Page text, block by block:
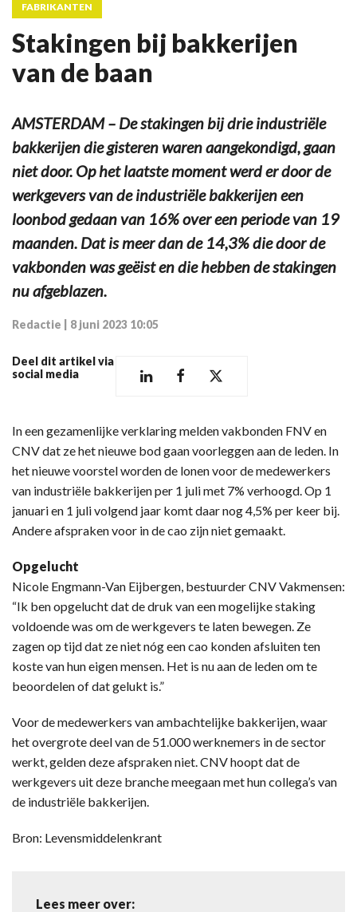
FABRIKANTEN
Stakingen bij bakkerijen
van de baan
AMSTERDAM – De stakingen bij drie industriële
bakkerijen die gisteren waren aangekondigd, gaan
niet door. Op het laatste moment werd er door de
werkgevers van de industriële bakkerijen een
loonbod gedaan van 16% over een periode van 19
maanden. Dat is meer dan de 14,3% die door de
vakbonden was geëist en die hebben de stakingen
nu afgeblazen.
Redactie 8 juni 2023 10:05
Deel dit artikel via
social media
In een gezamenlijke verklaring melden vakbonden FNV en
CNV dat ze het nieuwe bod gaan voorleggen aan de leden. In
het nieuwe voorstel worden de lonen voor de medewerkers
van industriële bakkerijen per 1 juli met 7% verhoogd. Op 1
januari en 1 juli volgend jaar komt daar nog 4,5% per keer bij.
Andere afspraken voor in de cao zijn niet gemaakt.
Opgelucht
Nicole Engmann-Van Eijbergen, bestuurder CNV Vakmensen:
“Ik ben opgelucht dat de druk van een mogelijke staking
voldoende was om de werkgevers te laten bewegen. Ze
zagen op tijd dat ze niet nóg een cao konden afsluiten ten
koste van hun eigen mensen. Het is nu aan de leden om te
beoordelen of dat gelukt is.”
Voor de medewerkers van ambachtelijke bakkerijen, waar
het overgrote deel van de 51.000 werknemers in de sector
werkt, gelden deze afspraken niet. CNV hoopt dat de
werkgevers uit deze branche meegaan met hun collega’s van
de industriële bakkerijen.
Bron: Levensmiddelenkrant
Lees meer over: